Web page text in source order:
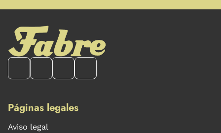
Páginas legales
Aviso legal